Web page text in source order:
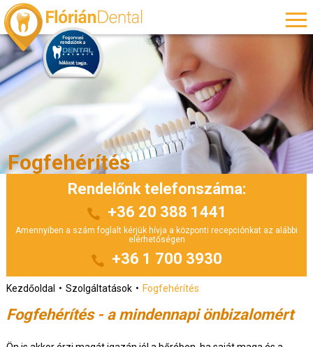
Fogfehérítés
Rendelőnk telefonszáma:
+36 20 388 1441
Amennyiben a szám foglalt kérjük hívja a központi recepciónkat az alábbi
elérhetőségen
+36 1 700 3930
Kezdőoldal Szolgáltatások Fogfehérítés
Fogfehérítés - a mindennapi önbizalomért